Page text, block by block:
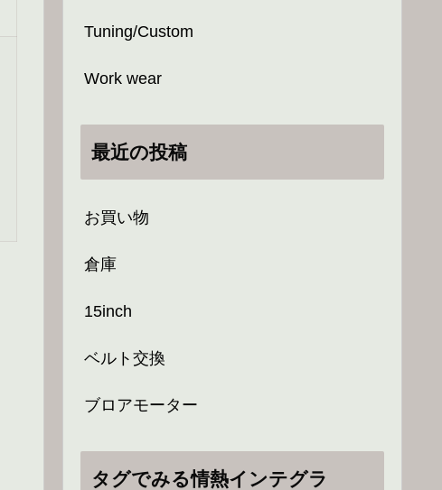
Tuning/Custom
Work wear
最近の投稿
お買い物
倉庫
15inch
ベルト交換
ブロアモーター
タグでみる情熱インテグラ